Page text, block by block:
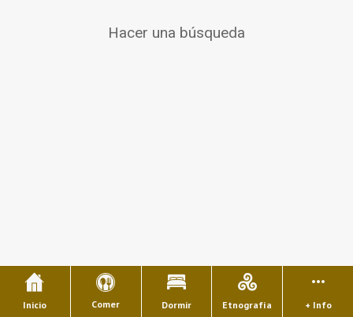
Hacer una búsqueda
Inicio Comer Dormir Etnografía + Info